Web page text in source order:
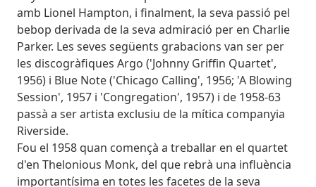
amb Lionel Hampton, i finalment, la seva passió pel
bebop derivada de la seva admiració per en Charlie
Parker. Les seves següents grabacions van ser per
les discogràfiques Argo ('Johnny Griffin Quartet',
1956) i Blue Note ('Chicago Calling', 1956; 'A Blowing
Session', 1957 i 'Congregation', 1957) i de 1958-63
passà a ser artista exclusiu de la mítica companyia
Riverside.
Fou el 1958 quan començà a treballar en el quartet
d'en Thelonious Monk, del que rebrà una influència
importantísima en totes les facetes de la seva